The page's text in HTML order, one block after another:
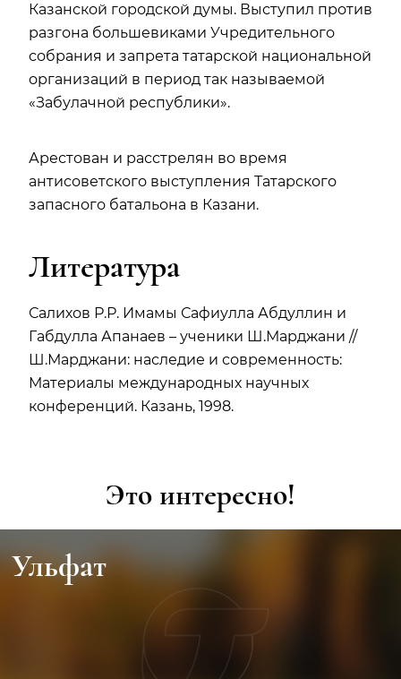
Казанской городской думы. Выступил против
разгона большевиками Учредительного
собрания и запрета татарской национальной
организаций в период так называемой
«Забулачной республики».
Арестован и расстрелян во время
антисоветского выступления Татарского
запасного батальона в Казани.
Литература
Салихов Р.Р. Имамы Сафиулла Абдуллин и
Габдулла Апанаев – ученики Ш.Марджани //
Ш.Марджани: наследие и современность:
Материалы международных научных
конференций. Казань, 1998.
Это интересно!
Видеогалерея